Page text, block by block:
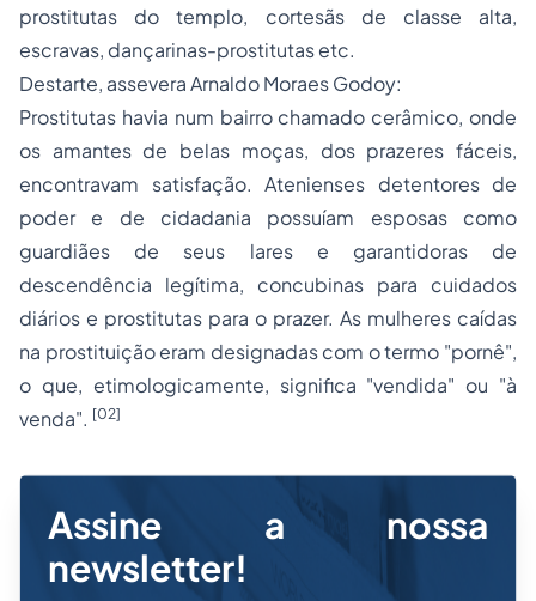
prostitutas do templo, cortesãs de classe alta,
escravas, dançarinas-prostitutas etc.
Destarte, assevera Arnaldo Moraes Godoy:
Prostitutas havia num bairro chamado cerâmico, onde
os amantes de belas moças, dos prazeres fáceis,
encontravam satisfação. Atenienses detentores de
poder e de cidadania possuíam esposas como
guardiães de seus lares e garantidoras de
descendência legítima, concubinas para cuidados
diários e prostitutas para o prazer. As mulheres caídas
na prostituição eram designadas com o termo "pornê",
o que, etimologicamente, significa "vendida" ou "à
venda". [02]
Assine a nossa
newsletter!